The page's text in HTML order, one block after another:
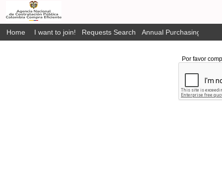
Home I want to join! Requests Search Annual Purchasing Plan
Por favor